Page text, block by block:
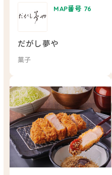
MAP番号 76
だがし夢や
菓子